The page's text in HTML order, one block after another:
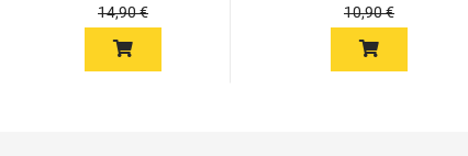
14,90 € 10,90 €